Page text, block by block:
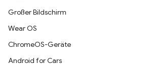
Großer Bildschirm
Wear OS
ChromeOS-Geräte
Android for Cars